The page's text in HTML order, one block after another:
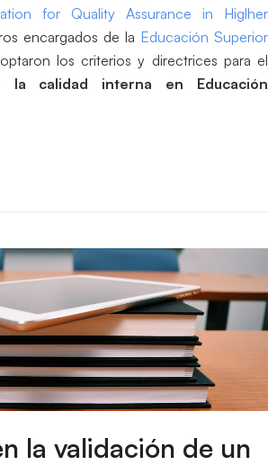
for Quality Assurance in Higlher
encargados de la Educación Superior
los criterios y directrices para el
la calidad interna en Educación
la validación de un